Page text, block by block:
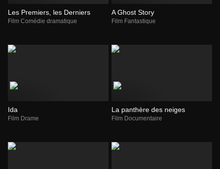
Les Premiers, les Derniers
Film Comédie dramatique
A Ghost Story
Film Fantastique
Ida
Film Drame
La panthère des neiges
Film Documentaire